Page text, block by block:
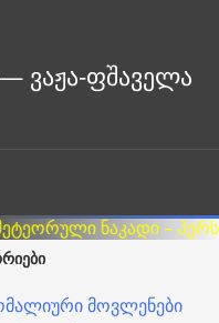
მოვლენები